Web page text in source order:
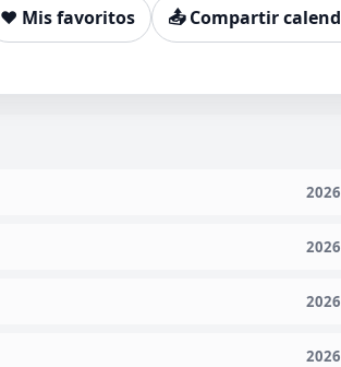
❤️ Mis favoritos 📤 Compartir